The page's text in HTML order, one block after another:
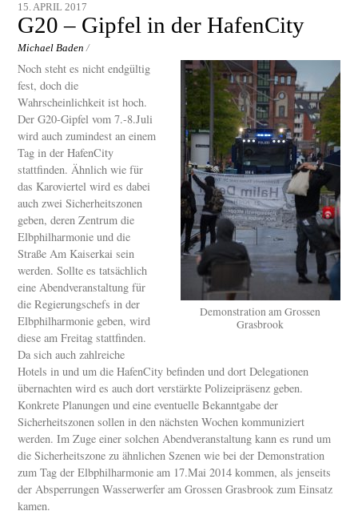
15. APRIL 2017
G20 – Gipfel in der HafenCity
Michael Baden /
Demonstration am Grossen
Grasbrook
Noch steht es nicht endgültig
fest, doch die
Wahrscheinlichkeit ist hoch.
Der G20-Gipfel vom 7.-8.Juli
wird auch zumindest an einem
Tag in der HafenCity
stattfinden. Ähnlich wie für
das Karoviertel wird es dabei
auch zwei Sicherheitszonen
geben, deren Zentrum die
Elbphilharmonie und die
Straße Am Kaiserkai sein
werden. Sollte es tatsächlich
eine Abendveranstaltung für
die Regierungschefs in der
Elbphilharmonie geben, wird
diese am Freitag stattfinden.
Da sich auch zahlreiche
Hotels in und um die HafenCity befinden und dort Delegationen
übernachten wird es auch dort verstärkte Polizeipräsenz geben.
Konkrete Planungen und eine eventuelle Bekanntgabe der
Sicherheitszonen sollen in den nächsten Wochen kommuniziert
werden. Im Zuge einer solchen Abendveranstaltung kann es rund um
die Sicherheitszone zu ähnlichen Szenen wie bei der Demonstration
zum Tag der Elbphilharmonie am 17.Mai 2014 kommen, als jenseits
der Absperrungen Wasserwerfer am Grossen Grasbrook zum Einsatz
kamen.